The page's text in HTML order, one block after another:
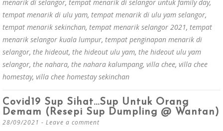
menarik di selangor, tempat menarik di selangor untuk family day,
tempat menarik di ulu yam, tempat menarik di ulu yam selangor,
tempat menarik sekinchan, tempat menarik selangor 2021, tempat
menarik selangor kuala lumpur, tempat penginapan menarik di
selangor, the hideout, the hideout ulu yam, the hideout ulu yam
selangor, the nahara, the nahara kalumpang, villa chee, villa chee
homestay, villa chee homestay sekinchan
Covid19 Sup Sihat…Sup Untuk Orang
Demam (Resepi Sup Dumpling @ Wantan)
28/09/2021 Leave a comment